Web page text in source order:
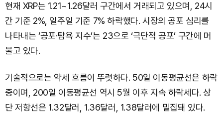
현재 XRP는 1.21~1.26달러 구간에서 거래되고 있으며, 24시
간 기준 2%, 일주일 기준 7% 하락했다. 시장의 공포 심리를
나타내는 ‘공포·탐욕 지수’는 23으로 ‘극단적 공포’ 구간에 머
물고 있다.
기술적으로는 약세 흐름이 뚜렷하다. 50일 이동평균선은 하락
중이며, 200일 이동평균선 역시 5월 이후 지속 하락세다. 상
단 저항선은 1.32달러, 1.36달러, 1.38달러에 밀집돼 있다.